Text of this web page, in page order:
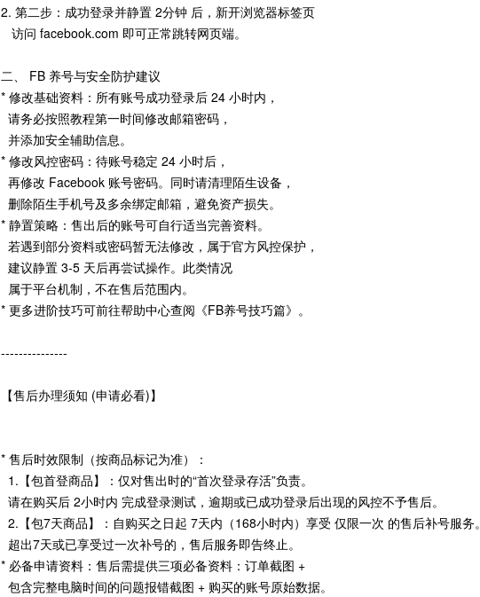
2. 第二步：成功登录并静置 2分钟 后，新开浏览器标签页
访问 facebook.com 即可正常跳转网页端。
二、 FB 养号与安全防护建议
* 修改基础资料：所有账号成功登录后 24 小时内，
请务必按照教程第一时间修改邮箱密码，
并添加安全辅助信息。
* 修改风控密码：待账号稳定 24 小时后，
再修改 Facebook 账号密码。同时请清理陌生设备，
删除陌生手机号及多余绑定邮箱，避免资产损失。
* 静置策略：售出后的账号可自行适当完善资料。
若遇到部分资料或密码暂无法修改，属于官方风控保护，
建议静置 3-5 天后再尝试操作。此类情况
属于平台机制，不在售后范围内。
* 更多进阶技巧可前往帮助中心查阅《FB养号技巧篇》。
---------------
【售后办理须知 (申请必看)】
* 售后时效限制（按商品标记为准）：
1.【包首登商品】：仅对售出时的“首次登录存活”负责。
请在购买后 2小时内 完成登录测试，逾期或已成功登录后出现的风控不予售后。
2.【包7天商品】：自购买之日起 7天内（168小时内）享受 仅限一次 的售后补号服务。
超出7天或已享受过一次补号的，售后服务即告终止。
* 必备申请资料：售后需提供三项必备资料：订单截图 +
包含完整电脑时间的问题报错截图 + 购买的账号原始数据。